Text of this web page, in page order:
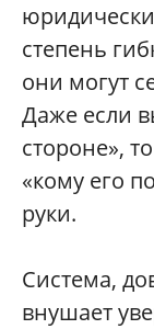
степень
они могут
Даже если
стороне»,
«кому его
руки.
Система,
внушает